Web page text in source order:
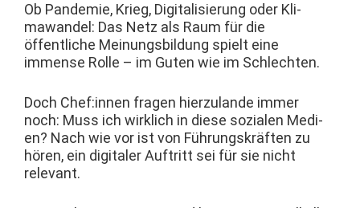
Ob Pan­demie, Krieg, Dig­i­tal­isierung oder Kli­
mawan­del: Das Netz als Raum für die
öffentliche Mei­n­ungs­bil­dung spielt eine
immense Rolle – im Guten wie im Schlechten.
Doch Chef:innen fra­gen hierzu­lande immer
noch: Muss ich wirk­lich in diese sozialen Medi­
en? Nach wie vor ist von Führungskräften zu
hören, ein dig­i­taler Auftritt sei für sie nicht
relevant.